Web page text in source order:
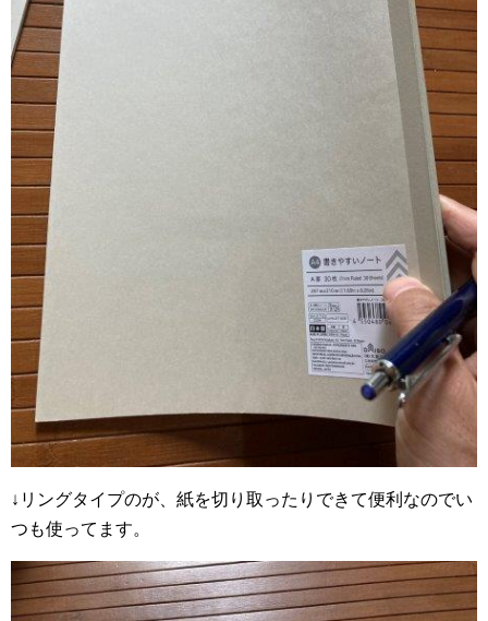
↓リングタイプのが、紙を切り取ったりできて便利なのでい
つも使ってます。